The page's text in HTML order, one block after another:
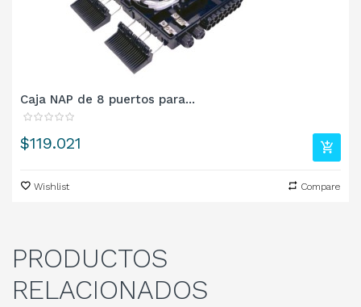
Caja NAP de 8 puertos para...
Precio
$119.021
Wishlist Compare
PRODUCTOS
RELACIONADOS